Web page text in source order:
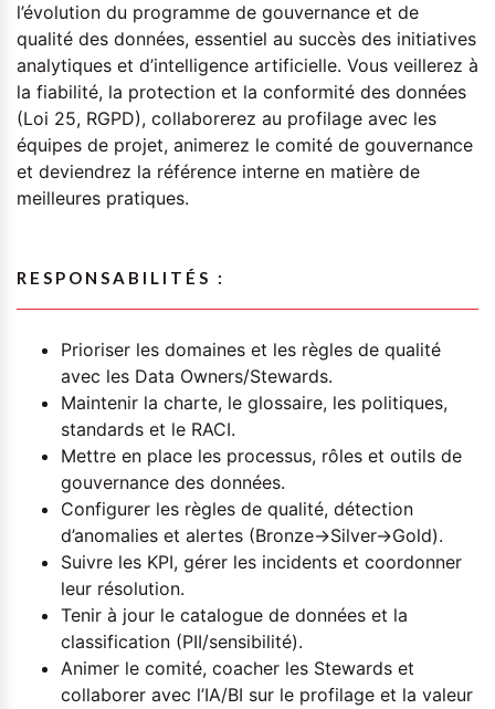
l’évolution du programme de gouvernance et de
qualité des données, essentiel au succès des initiatives
analytiques et d’intelligence artificielle. Vous veillerez à
la fiabilité, la protection et la conformité des données
(Loi 25, RGPD), collaborerez au profilage avec les
équipes de projet, animerez le comité de gouvernance
et deviendrez la référence interne en matière de
meilleures pratiques.
RESPONSABILITÉS :
Prioriser les domaines et les règles de qualité
avec les Data Owners/Stewards.
Maintenir la charte, le glossaire, les politiques,
standards et le RACI.
Mettre en place les processus, rôles et outils de
gouvernance des données.
Configurer les règles de qualité, détection
d’anomalies et alertes (Bronze→Silver→Gold).
Suivre les KPI, gérer les incidents et coordonner
leur résolution.
Tenir à jour le catalogue de données et la
classification (PII/sensibilité).
Animer le comité, coacher les Stewards et
collaborer avec l’IA/BI sur le profilage et la valeur